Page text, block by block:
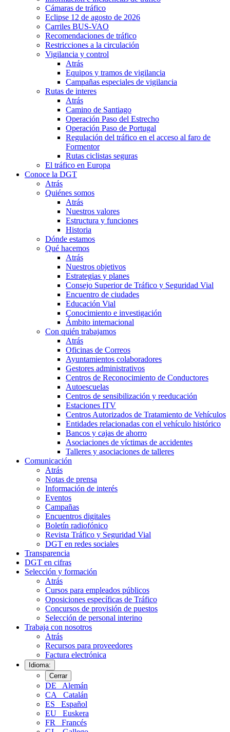
Cámaras de tráfico
Eclipse 12 de agosto de 2026
Carriles BUS-VAO
Recomendaciones de tráfico
Restricciones a la circulación
Vigilancia y control
Atrás
Equipos y tramos de vigilancia
Campañas especiales de vigilancia
Rutas de interes
Atrás
Camino de Santiago
Operación Paso del Estrecho
Operación Paso de Portugal
Regulación del tráfico en el acceso al faro de
Formentor
Rutas ciclistas seguras
El tráfico en Europa
Conoce la DGT
Atrás
Quiénes somos
Atrás
Nuestros valores
Estructura y funciones
Historia
Dónde estamos
Qué hacemos
Atrás
Nuestros objetivos
Estrategias y planes
Consejo Superior de Tráfico y Seguridad Vial
Encuentro de ciudades
Educación Vial
Conocimiento e investigación
Ámbito internacional
Con quién trabajamos
Atrás
Oficinas de Correos
Ayuntamientos colaboradores
Gestores administrativos
Centros de Reconocimiento de Conductores
Autoescuelas
Centros de sensibilización y reeducación
Estaciones ITV
Centros Autorizados de Tratamiento de Vehículos
Entidades relacionadas con el vehículo histórico
Bancos y cajas de ahorro
Asociaciones de víctimas de accidentes
Talleres y asociaciones de talleres
Comunicación
Atrás
Notas de prensa
Información de interés
Eventos
Campañas
Encuentros digitales
Boletín radiofónico
Revista Tráfico y Seguridad Vial
DGT en redes sociales
Transparencia
DGT en cifras
Selección y formación
Atrás
Cursos para empleados públicos
Oposiciones específicas de Tráfico
Concursos de provisión de puestos
Selección de personal interino
Trabaja con nosotros
Atrás
Recursos para proveedores
Factura electrónica
Idioma:
Cerrar
DE
Alemán
CA
Catalán
ES
Español
EU
Euskera
FR
Francés